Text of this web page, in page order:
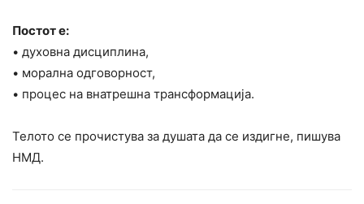
Постот е:
• духовна дисциплина,
• морална одговорност,
• процес на внатрешна трансформација.
Телото се прочистува за душата да се издигне, пишува
НМД.